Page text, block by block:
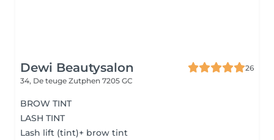
Dewi Beautysalon
26
34, De teuge Zutphen 7205 GC
BROW TINT
LASH TINT
Lash lift (tint)+ brow tint